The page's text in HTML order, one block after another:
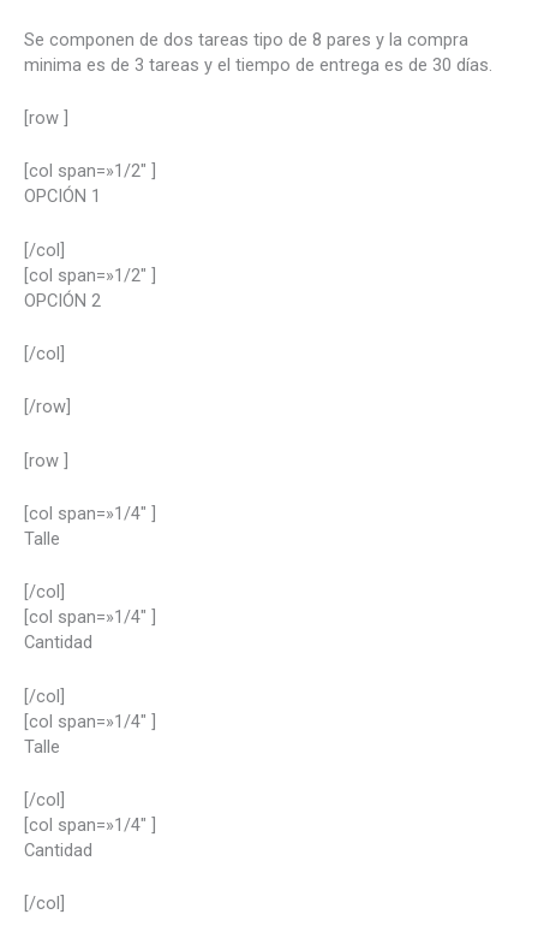
Se componen de dos tareas tipo de 8 pares y la compra
minima es de 3 tareas y el tiempo de entrega es de 30 días.
[row ]
[col span=»1/2″ ]
OPCIÓN 1
[/col]
[col span=»1/2″ ]
OPCIÓN 2
[/col]
[/row]
[row ]
[col span=»1/4″ ]
Talle
[/col]
[col span=»1/4″ ]
Cantidad
[/col]
[col span=»1/4″ ]
Talle
[/col]
[col span=»1/4″ ]
Cantidad
[/col]